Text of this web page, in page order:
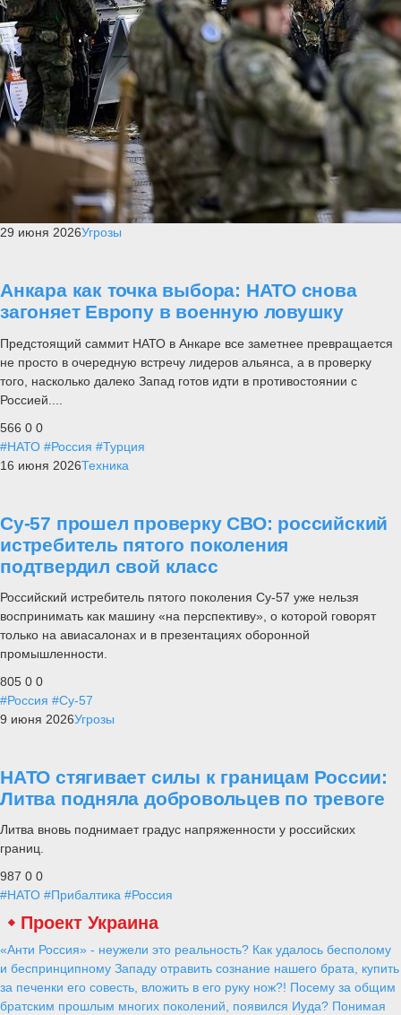
29 июня 2026Угрозы
Анкара как точка выбора: НАТО снова
загоняет Европу в военную ловушку
Предстоящий саммит НАТО в Анкаре все заметнее превращается
не просто в очередную встречу лидеров альянса, а в проверку
того, насколько далеко Запад готов идти в противостоянии с
Россией....
566 0 0
#НАТО #Россия #Турция
16 июня 2026Техника
Су-57 прошел проверку СВО: российский
истребитель пятого поколения
подтвердил свой класс
Российский истребитель пятого поколения Су-57 уже нельзя
воспринимать как машину «на перспективу», о которой говорят
только на авиасалонах и в презентациях оборонной
промышленности.
805 0 0
#Россия #Су-57
9 июня 2026Угрозы
НАТО стягивает силы к границам России:
Литва подняла добровольцев по тревоге
Литва вновь поднимает градус напряженности у российских
границ.
987 0 0
#НАТО #Прибалтика #Россия
Проект Украина
«Анти Россия» - неужели это реальность? Как удалось бесполому
и беспринципному Западу отравить сознание нашего брата, купить
за печенки его совесть, вложить в его руку нож?! Посему за общим
братским прошлым многих поколений, появился Иуда? Понимая